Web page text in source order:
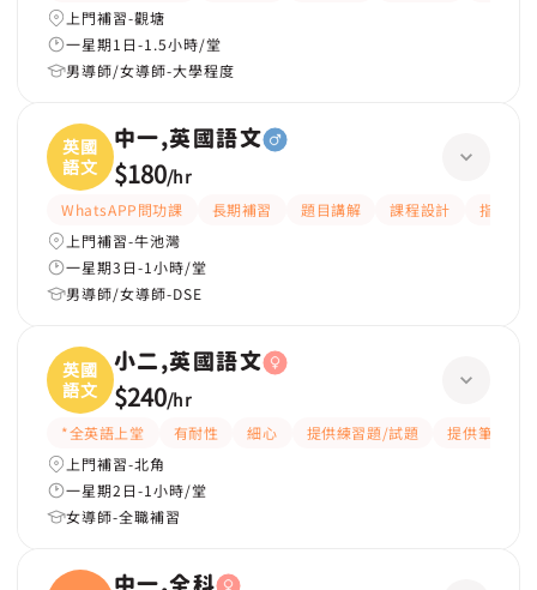
上門補習-觀塘
一星期1日-1.5小時/堂
男導師/女導師-大學程度
英國
語文
中一,英國語文
$180/hr
WhatsAPP問功課 長期補習 題目講解 課程設計
指導功
上門補習-牛池灣
一星期3日-1小時/堂
男導師/女導師-DSE
英國
語文
小二,英國語文
$240/hr
*全英語上堂 有耐性 細心 提供練習題/試題 提供筆記
上門補習-北角
一星期2日-1小時/堂
女導師-全職補習